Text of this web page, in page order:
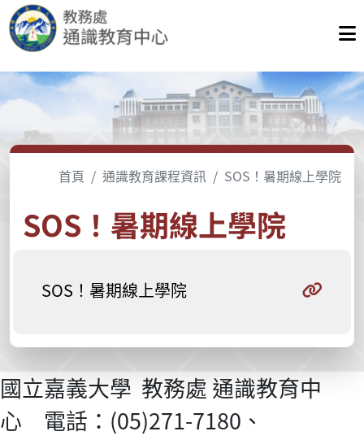
首頁 通識教育課程資訊 SOS！暑期線上學院
SOS！暑期線上學院
SOS！暑期線上學院
國立嘉義大學 教務處 通識教育中
心 電話：(05)271-7180、